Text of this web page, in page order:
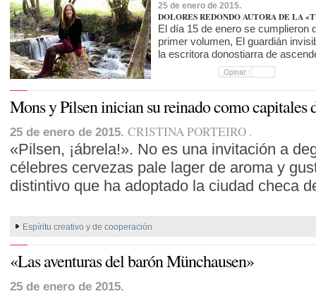
25 de enero de 2015.
DOLORES REDONDOAUTORA DE LA
El día 15 de enero se cumplieron
primer volumen, El guardián
la escritora donostiarra de
Mons y Pilsen inician su reinado como capitales
25 de enero de 2015. CRISTINA PORTEIRO
«Pilsen, ¡ábrela!». No es una invitación a
célebres cervezas pale lager de aroma y
distintivo que ha adoptado la ciudad checa
Espíritu creativo y de cooperación
«Las aventuras del barón Münchausen»
25 de enero de 2015.